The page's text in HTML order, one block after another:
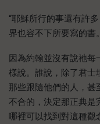
“耶穌所行的事還有許
界也容不下所要寫的書
因為約翰並沒有說祂
樣說。誰說，除了君士
那些跟隨他們的人，
不合的，決定那正典是
哪裡可以找到對這種觀